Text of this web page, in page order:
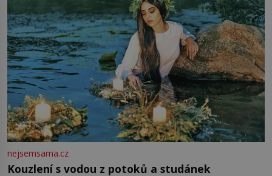
nejsemsama.cz
Kouzlení s vodou z potoků a studánek